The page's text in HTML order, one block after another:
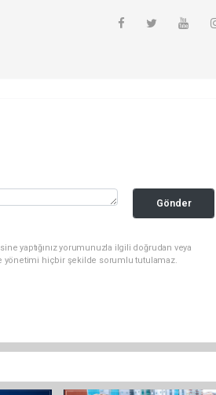
Gönder
yaptığınız yorumunuzla ilgili doğrudan veya
yönetimi hiçbir şekilde sorumlu tutulamaz.